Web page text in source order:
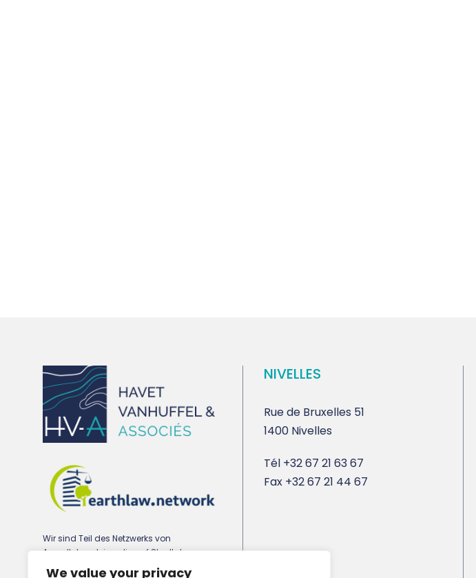
We value your privacy
Wir sind Teil des Netzwerks von
Anwaltskanzleien, die auf Stadtplanungs-,
Umwelt- und Immobilienrecht spezialisiert
NIVELLES
Rue de Bruxelles 51
1400 Nivelles
Tél +32 67 21 63 67
Fax +32 67 21 44 67